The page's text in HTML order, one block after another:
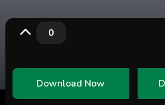
0
Download Now